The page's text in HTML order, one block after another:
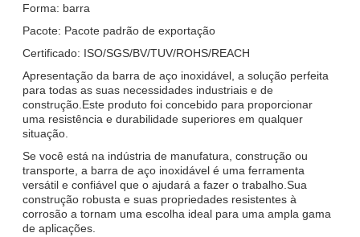
Forma: barra
Pacote: Pacote padrão de exportação
Certificado: ISO/SGS/BV/TUV/ROHS/REACH
Apresentação da barra de aço inoxidável, a solução perfeita
para todas as suas necessidades industriais e de
construção.Este produto foi concebido para proporcionar
uma resistência e durabilidade superiores em qualquer
situação.
Se você está na indústria de manufatura, construção ou
transporte, a barra de aço inoxidável é uma ferramenta
versátil e confiável que o ajudará a fazer o trabalho.Sua
construção robusta e suas propriedades resistentes à
corrosão a tornam uma escolha ideal para uma ampla gama
de aplicações.